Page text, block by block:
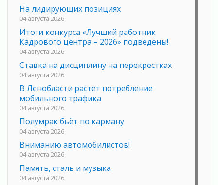
На лидирующих позициях
04 августа 2026
Итоги конкурса «Лучший работник
Кадрового центра – 2026» подведены!
04 августа 2026
Ставка на дисциплину на перекрестках
04 августа 2026
В Ленобласти растет потребление
мобильного трафика
04 августа 2026
Полумрак бьёт по карману
04 августа 2026
Вниманию автомобилистов!
04 августа 2026
Память, сталь и музыка
04 августа 2026